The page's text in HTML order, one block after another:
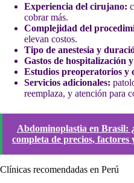
Experiencia del cirujano:
cobrar más.
Complejidad del
elevan costos.
Tipo de anestesia y
Gastos de hospitalización
Estudios preoperatorios y
Servicios adicionales:
reemplaza, y atención para
Abdominoplastia en Brasil:
completa de precios, factores
Clínicas recomendadas en Perú